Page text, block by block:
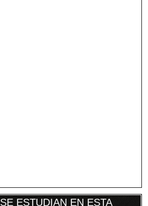
ESTUDIAN EN ESTA